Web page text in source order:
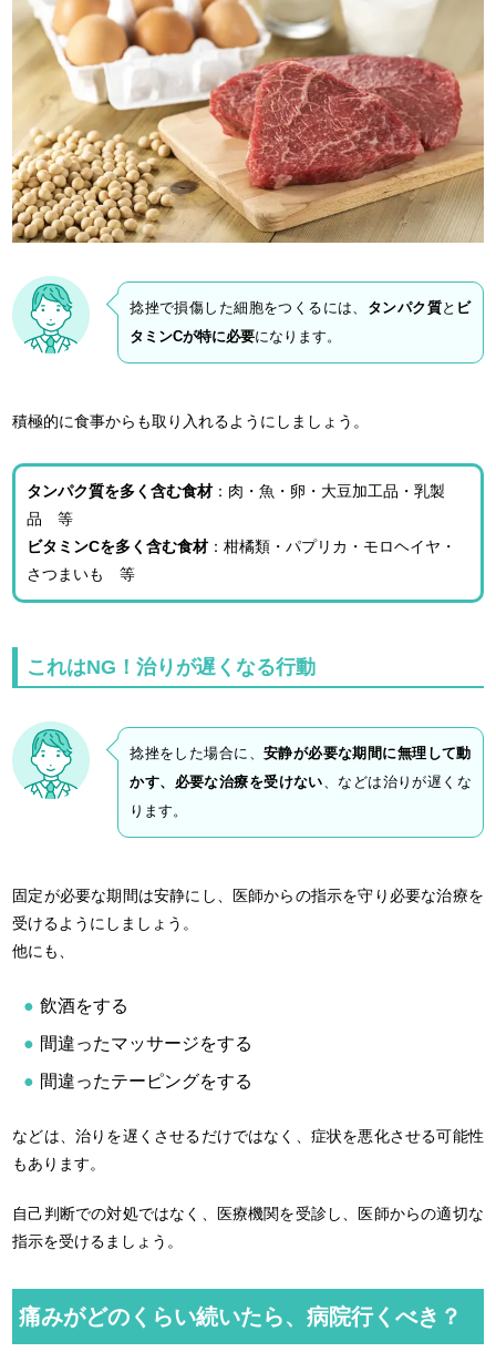
捻挫で損傷した細胞をつくるには、 タンパク質と ビ
タミンCが特に必要になります。
積極的に食事からも取り入れるようにしましょう。
タンパク質を多く含む食材：肉・魚・卵・大豆加工品・乳製
品 等
ビタミンCを多く含む食材：柑橘類・パプリカ・モロヘイヤ・
さつまいも 等
これはNG！治りが遅くなる行動
捻挫をした場合に、 安静が必要な期間に無理して動
かす、必要な治療を受けない 、などは治りが遅くな
ります。
固定が必要な期間は安静にし、医師からの指示を守り必要な治療を
受けるようにしましょう。
他にも、
飲酒をする
間違ったマッサージをする
間違ったテーピングをする
などは、治りを遅くさせるだけではなく、症状を悪化させる可能性
もあります。
自己判断での対処ではなく、医療機関を受診し、医師からの適切な
指示を受けるましょう。
痛みがどのくらい続いたら、病院行くべき？